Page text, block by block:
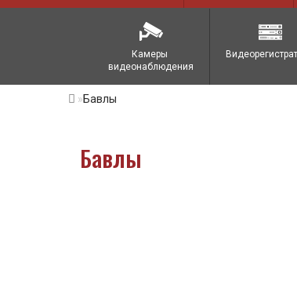
Камеры
видеонаблюдения
Бавлы
Бавлы